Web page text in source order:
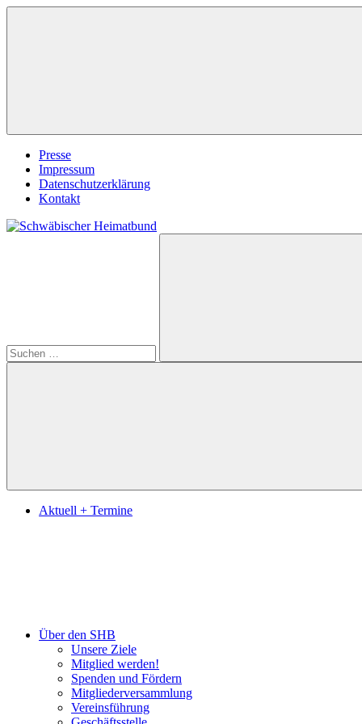
Zum
Presse
Impressum
Datenschutzerklärung
Kontakt
Suchen
Aktuell + Termine
Über den SHB
Unsere Ziele
Mitglied werden!
Spenden und Fördern
Mitgliederversammlung
Vereinsführung